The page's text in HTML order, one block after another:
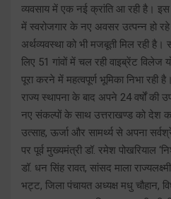
व्यवसाय में एक नई क्रांति आ रही है। इस
में स्वरोजगार के नए अवसर उत्पन्न हो
अर्थव्यवस्था को भी मजबूती मिल रही है।
लिए 51 गांवों में चल रही वाइब्रेंट विलेज
पूरा करने में महत्वपूर्ण भूमिका निभा
राज्य स्थापना के बाद अपने 24 वर्षों की
नए संकल्पों के साथ उत्तराखण्ड को देश
उत्साह, ऊर्जा और सामर्थ्य से अपना
पर पूर्व मुख्यमंत्री डॉ. रमेश पोखरियाल
डॉ. धन सिंह रावत, सांसद माला
भट्ट, जिला पंचायत अध्यक्ष मधु चौहान,